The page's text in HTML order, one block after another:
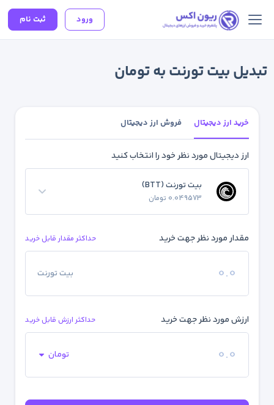
ورود ثبت نام
تبدیل بیت تورنت به تومان
خرید ارز دیجیتال فروش ارز دیجیتال
ارز دیجیتال مورد نظر خود را انتخاب کنید
بیت تورنت (BTT)
0.049573 تومان
مقدار مورد نظر جهت خرید حداکثر مقدار قابل خرید
بیت تورنت
ارزش مورد نظر جهت خرید حداکثر ارزش قابل خرید
تومان